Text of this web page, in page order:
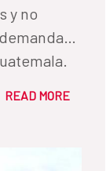
y no
READ MORE